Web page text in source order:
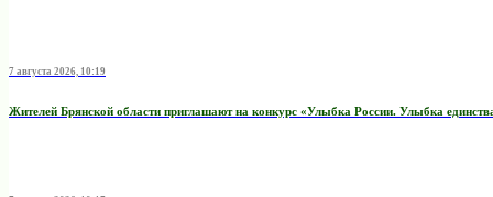
7 августа 2026, 10:19
Жителей Брянской области приглашают на конкурс «Улыбка России. Улыбка